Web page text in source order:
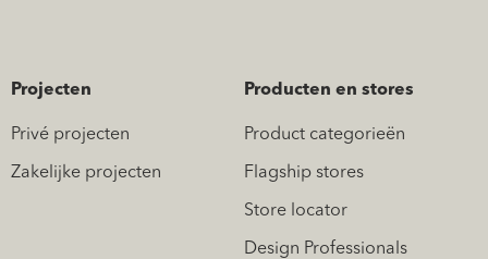
Projecten
Privé projecten
Zakelijke projecten
Producten en stores
Product categorieën
Flagship stores
Store locator
Design Professionals